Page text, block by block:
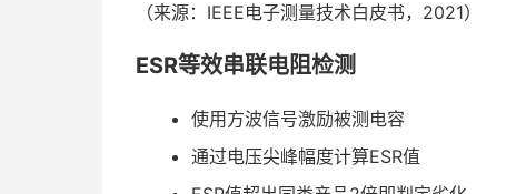
（来源：IEEE电子测量技术白皮书，2021）
ESR等效串联电阻检测
使用方波信号激励被测电容
通过电压尖峰幅度计算ESR值